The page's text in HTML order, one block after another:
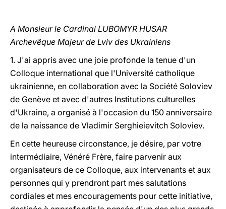
A Monsieur le Cardinal LUBOMYR HUSAR
Archevêque Majeur de Lviv des Ukrainiens
1. J'ai appris avec une joie profonde la tenue d'un
Colloque international que l'Université catholique
ukrainienne, en collaboration avec la Société Soloviev
de Genève et avec d'autres Institutions culturelles
d'Ukraine, a organisé à l'occasion du 150 anniversaire
de la naissance de Vladimir Serghieievitch Soloviev.
En cette heureuse circonstance, je désire, par votre
intermédiaire, Vénéré Frère, faire parvenir aux
organisateurs de ce Colloque, aux intervenants et aux
personnes qui y prendront part mes salutations
cordiales et mes encouragements pour cette initiative,